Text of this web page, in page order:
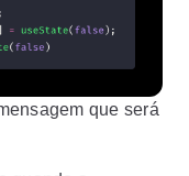
que será